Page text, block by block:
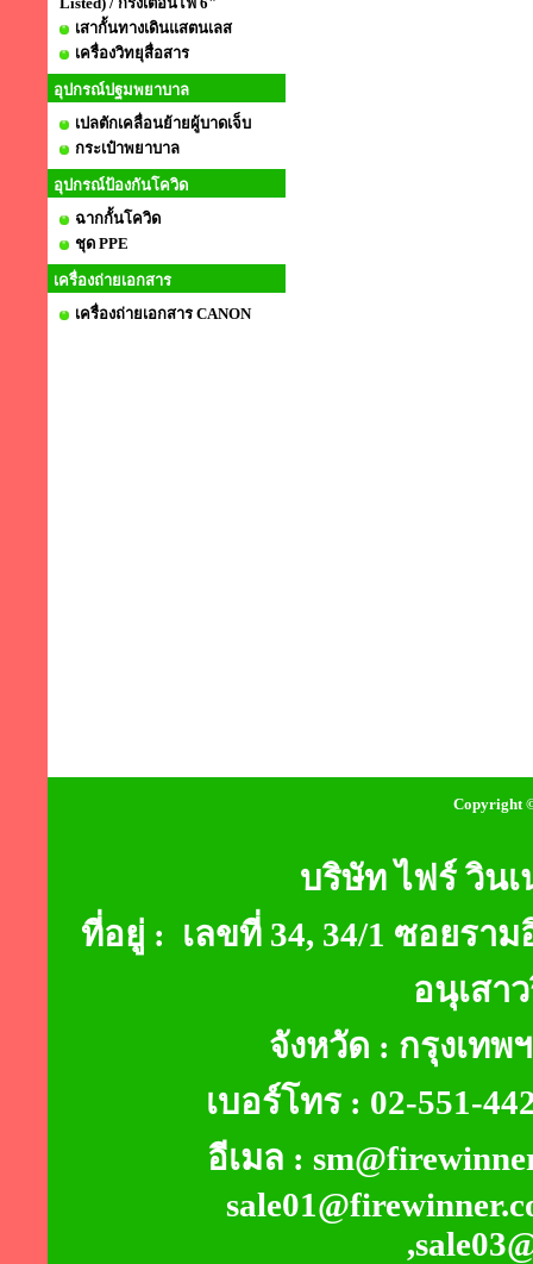
เสากั้นทางเดินแสตนเลส
เครื่องวิทยุสื่อสาร
อุปกรณ์ปฐมพยาบาล
เปลตักเคลื่อนย้ายผู้บาดเจ็บ
กระเป๋าพยาบาล
อุปกรณ์ป้องกันโควิด
ฉากกั้นโควิด
ชุด PPE
เครื่องถ่ายเอกสาร
เครื่องถ่ายเอกสาร CANON
Copyright
บริษัท ไฟร์ วิน
ที่อยู่ : เลขที่ 34, 34/1 ซอยรา
อนุเสา
จังหวัด : กรุงเท
เบอร์โทร : 02-551-
อีเมล :